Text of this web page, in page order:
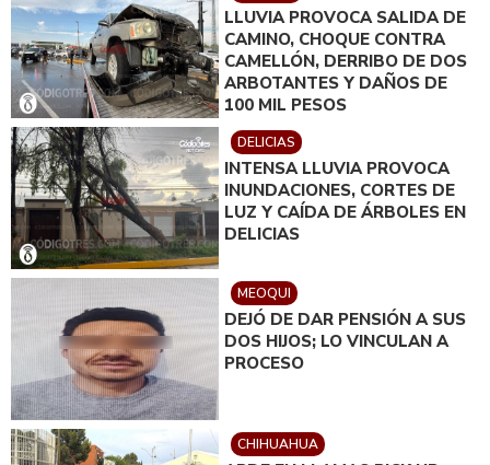
LLUVIA PROVOCA SALIDA DE
CAMINO, CHOQUE CONTRA
CAMELLÓN, DERRIBO DE DOS
ARBOTANTES Y DAÑOS DE
100 MIL PESOS
DELICIAS
INTENSA LLUVIA PROVOCA
INUNDACIONES, CORTES DE
LUZ Y CAÍDA DE ÁRBOLES EN
DELICIAS
MEOQUI
DEJÓ DE DAR PENSIÓN A SUS
DOS HIJOS; LO VINCULAN A
PROCESO
CHIHUAHUA